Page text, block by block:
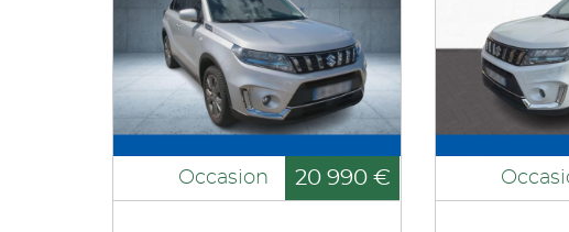
Occasion 20 990 €